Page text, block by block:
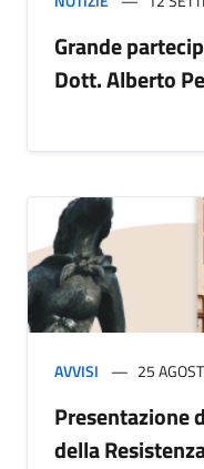
Grande
Dott. Alberto
AVVISI 25
Presentazione
della